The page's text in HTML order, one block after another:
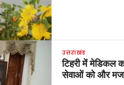
उत्तराखंड
टिहरी में मेडिकल
सेवाओं को और